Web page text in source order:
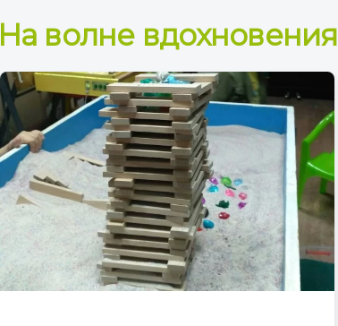
На волне вдохновения